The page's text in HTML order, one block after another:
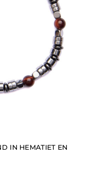
IN HEMATIET EN